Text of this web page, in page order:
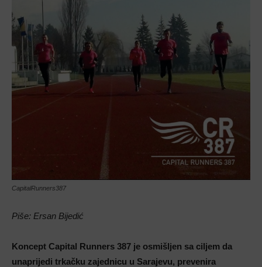
CapitalRunners387
Piše: Ersan Bijedić
Koncept Capital Runners 387 je osmišljen sa ciljem da
unaprijedi trkačku zajednicu u Sarajevu, prevenira